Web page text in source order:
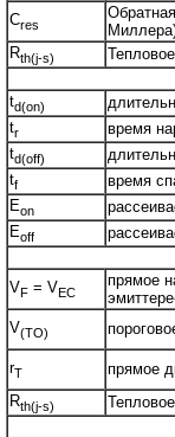
Cres
Rth(j-s)
td(on)
tr
время
td(off)
tf
время
Eon
Eoff
VF = VEC
прямое
V(TO)
rT прямое
Rth(j-s)